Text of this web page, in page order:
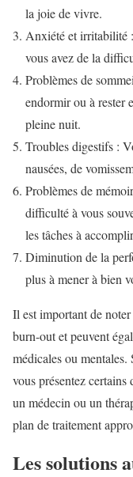
la joie de vivre.
Anxiété et irritabilité
vous avez de la
Problèmes de
endormir ou à rester
pleine nuit.
Troubles digestifs :
nausées, de
Problèmes de
difficulté à vous
les tâches à
Diminution de la
plus à mener à bien
Il est important de
burn-out et peuvent
médicales ou
vous présentez
un médecin ou un
plan de traitement
Les solutions